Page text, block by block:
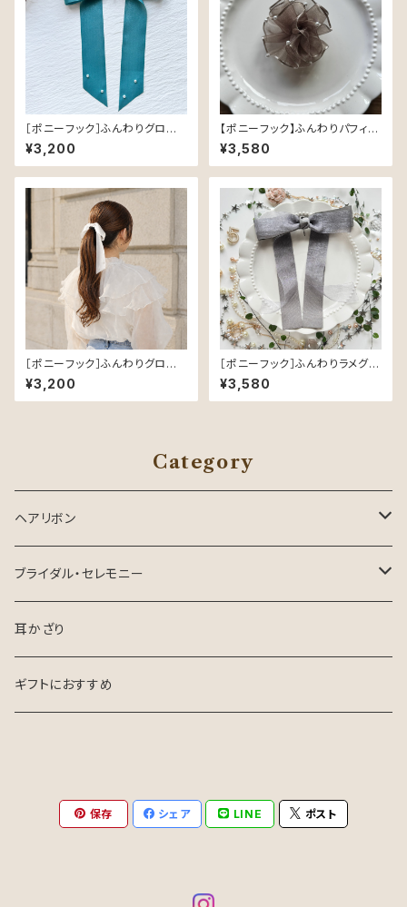
［ポニーフック］ふんわりグロスリ
ボン／Emerald Green｜つや
めく軽やかなヘアリボン
¥3,200
【ポニーフック】ふんわりパフィ
Mocha Dust（グレージュ） —
ぽんぽんオーガンジーの上品リ
ボン
¥3,580
［ポニーフック］ふんわりグロスリ
ボン／White｜つやめく軽やか
なヘアリボン
¥3,200
［ポニーフック］ふんわりラメグロ
グラン／Gray（グレー）｜品よく
きらめく可憐なヘアリボン
¥3,580
Category
ヘアリボン
ロングテールリボン
ブライダル・セレモニー
花嫁さま向け
お呼ばれ・参列
耳かざり
ギフトにおすすめ
保存 シェア LINE ポスト